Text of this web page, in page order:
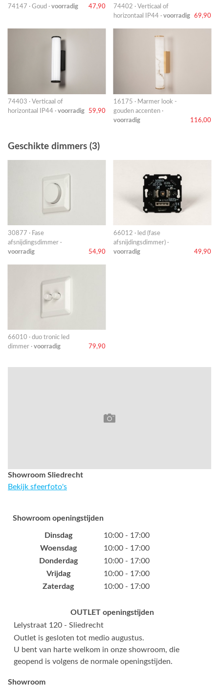
74147 · Goud · voorradig 47,90
74402 · Verticaal of
horizontaal IP44 · voorradig 69,90
74403 · Verticaal of
horizontaal IP44 · voorradig 59,90
16175 · Marmer look -
gouden accenten ·
voorradig
116,00
Geschikte dimmers (3)
30877 · Fase
afsnijdingsdimmer ·
voorradig
54,90
66012 · led (fase
afsnijdingsdimmer) ·
voorradig
49,90
66010 · duo tronic led
dimmer · voorradig 79,90
Showroom Sliedrecht
Bekijk sfeerfoto's
Showroom openingstijden
Dinsdag
10:00 - 17:00
Woensdag
10:00 - 17:00
Donderdag
10:00 - 17:00
Vrijdag
10:00 - 17:00
Zaterdag
10:00 - 17:00
OUTLET openingstijden
Lelystraat 120 - Sliedrecht
Outlet is gesloten tot medio augustus.
U bent van harte welkom in onze showroom, die
geopend is volgens de normale openingstijden.
Showroom